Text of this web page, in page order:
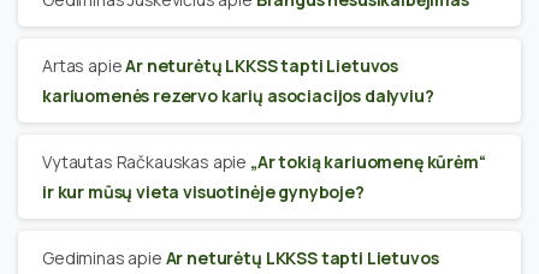
Artas apieAr neturėtų LKKSS tapti Lietuvos
kariuomenės rezervo karių asociacijos dalyviu?
Vytautas Račkauskas apie „Ar tokią kariuomenę kūrėm“
ir kur mūsų vieta visuotinėje gynyboje?
Gediminas apie Ar neturėtų LKKSS tapti Lietuvos